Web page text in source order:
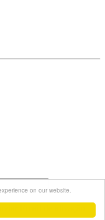
on our website.